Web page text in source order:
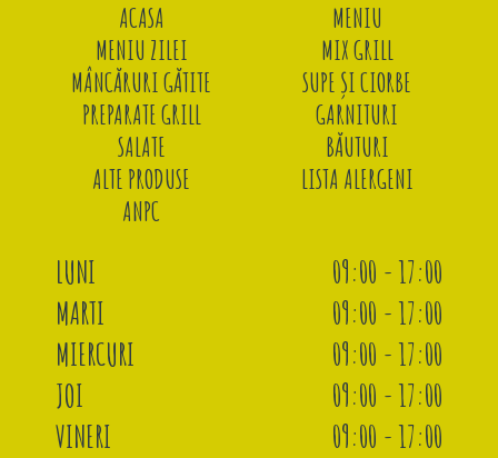
ACASA
MENIU
MENIU ZILEI
MIX GRILL
MÂNCĂRURI GĂTITE
SUPE ȘI CIORBE
PREPARATE GRILL
GARNITURI
SALATE
BĂUTURI
ALTE PRODUSE
LISTA ALERGENI
ANPC
LUNI
09:00 - 17:00
MARTI
09:00 - 17:00
MIERCURI
09:00 - 17:00
JOI
09:00 - 17:00
VINERI
09:00 - 17:00